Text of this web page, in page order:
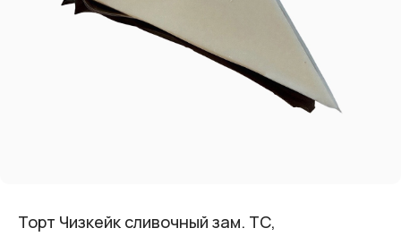
Торт Чизкейк сливочный зам. ТС,